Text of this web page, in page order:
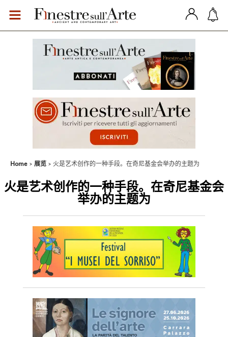
Home 展览 火是艺术创作的一种手段。在奇尼基金会举办的主题为
火是艺术创作的一种手段。在奇尼基金会
举办的主题为